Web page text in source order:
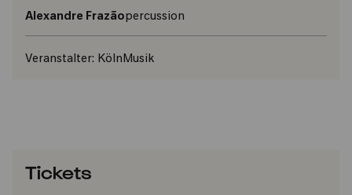
Alexandre Frazãopercussion
Veranstalter: KölnMusik
Tickets